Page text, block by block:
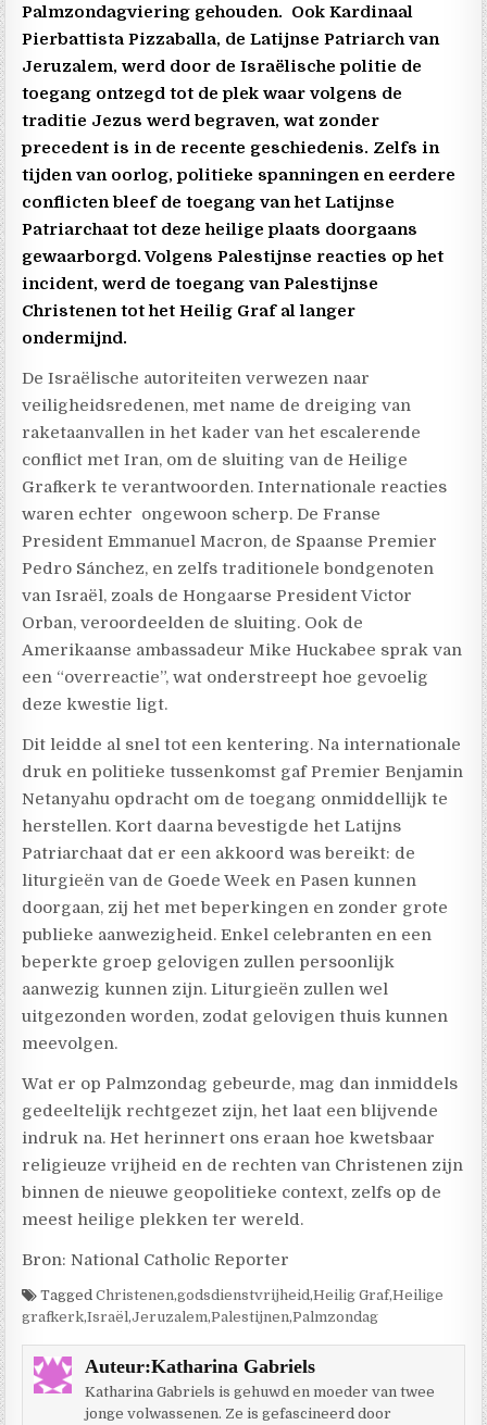
Palmzondagviering gehouden. Ook Kardinaal
Pierbattista Pizzaballa, de Latijnse Patriarch van
Jeruzalem, werd door de Israëlische politie de
toegang ontzegd tot de plek waar volgens de
traditie Jezus werd begraven, wat zonder
precedent is in de recente geschiedenis. Zelfs in
tijden van oorlog, politieke spanningen en eerdere
conflicten bleef de toegang van het Latijnse
Patriarchaat tot deze heilige plaats doorgaans
gewaarborgd. Volgens Palestijnse reacties op het
incident, werd de toegang van Palestijnse
Christenen tot het Heilig Graf al langer
ondermijnd.
De Israëlische autoriteiten verwezen naar
veiligheidsredenen, met name de dreiging van
raketaanvallen in het kader van het escalerende
conflict met Iran, om de sluiting van de Heilige
Grafkerk te verantwoorden. Internationale reacties
waren echter ongewoon scherp. De Franse
President Emmanuel Macron, de Spaanse Premier
Pedro Sánchez, en zelfs traditionele bondgenoten
van Israël, zoals de Hongaarse President Victor
Orban, veroordeelden de sluiting. Ook de
Amerikaanse ambassadeur Mike Huckabee sprak van
een “overreactie”, wat onderstreept hoe gevoelig
deze kwestie ligt.
Dit leidde al snel tot een kentering. Na internationale
druk en politieke tussenkomst gaf Premier Benjamin
Netanyahu opdracht om de toegang onmiddellijk te
herstellen. Kort daarna bevestigde het Latijns
Patriarchaat dat er een akkoord was bereikt: de
liturgieën van de Goede Week en Pasen kunnen
doorgaan, zij het met beperkingen en zonder grote
publieke aanwezigheid. Enkel celebranten en een
beperkte groep gelovigen zullen persoonlijk
aanwezig kunnen zijn. Liturgieën zullen wel
uitgezonden worden, zodat gelovigen thuis kunnen
meevolgen.
Wat er op Palmzondag gebeurde, mag dan inmiddels
gedeeltelijk rechtgezet zijn, het laat een blijvende
indruk na. Het herinnert ons eraan hoe kwetsbaar
religieuze vrijheid en de rechten van Christenen zijn
binnen de nieuwe geopolitieke context, zelfs op de
meest heilige plekken ter wereld.
Bron: National Catholic Reporter
TaggedChristenen,godsdienstvrijheid,Heilig Graf,Heilige
grafkerk,Israël,Jeruzalem,Palestijnen,Palmzondag
Auteur:Katharina Gabriels
Katharina Gabriels is gehuwd en moeder van twee
jonge volwassenen. Ze is gefascineerd door